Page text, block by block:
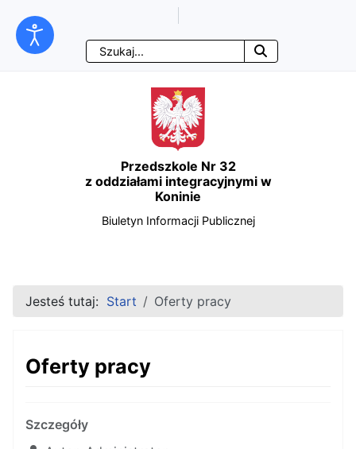
Przejdź
do
Przejdź
do
nawigacyjnego
Przejdź
do
wyszukiwarki
Przejdź
do
Szukaj
Przedszkole Nr 32
z oddziałami integracyjnymi w
Koninie
Biuletyn Informacji Publicznej
Jesteś tutaj: Start Oferty pracy
Oferty pracy
Szczegóły